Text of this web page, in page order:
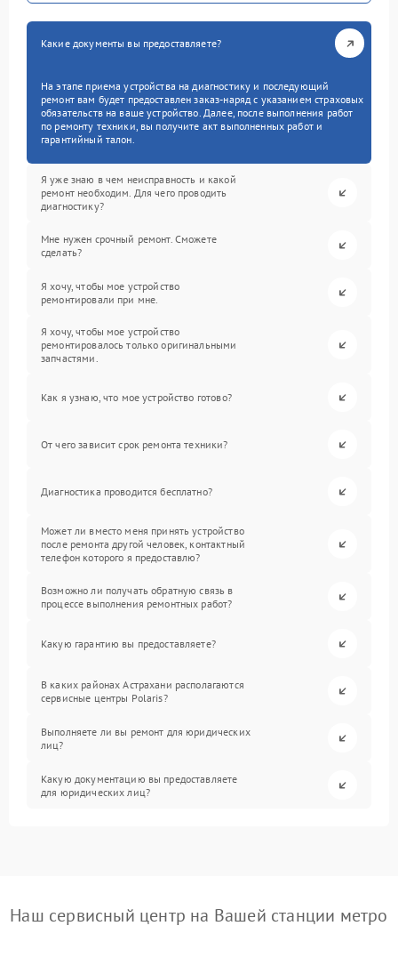
Какие документы вы предоставляете?
На этапе приема устройства на диагностику и последующий
ремонт вам будет предоставлен заказ-наряд с указанием страховых
обязательств на ваше устройство. Далее, после выполнения работ
по ремонту техники, вы получите акт выполненных работ и
гарантийный талон.
Я уже знаю в чем неисправность и какой
ремонт необходим. Для чего проводить
диагностику?
Мне нужен срочный ремонт. Сможете
сделать?
Я хочу, чтобы мое устройство
ремонтировали при мне.
Я хочу, чтобы мое устройство
ремонтировалось только оригинальными
запчастями.
Как я узнаю, что мое устройство готово?
От чего зависит срок ремонта техники?
Диагностика проводится бесплатно?
Может ли вместо меня принять устройство
после ремонта другой человек, контактный
телефон которого я предоставлю?
Возможно ли получать обратную связь в
процессе выполнения ремонтных работ?
Какую гарантию вы предоставляете?
В каких районах Астрахани располагаются
сервисные центры Polaris?
Выполняете ли вы ремонт для юридических
лиц?
Какую документацию вы предоставляете
для юридических лиц?
Наш сервисный центр на Вашей станции метро